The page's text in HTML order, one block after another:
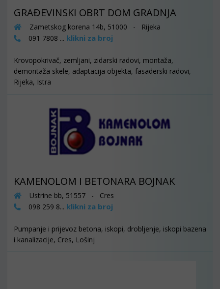
GRAĐEVINSKI OBRT DOM GRADNJA
Zametskog korena 14b, 51000 - Rijeka
091 7808 ... klikni za broj
Krovopokrivač, zemljani, zidarski radovi, montaža,
demontaža skele, adaptacija objekta, fasaderski radovi,
Rijeka, Istra
KAMENOLOM I BETONARA BOJNAK
Ustrine bb, 51557 - Cres
098 259 8... klikni za broj
Pumpanje i prijevoz betona, iskopi, drobljenje, iskopi bazena
i kanalizacije, Cres, Lošinj